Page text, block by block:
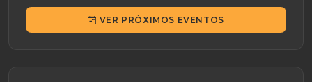
VER PRÓXIMOS EVENTOS